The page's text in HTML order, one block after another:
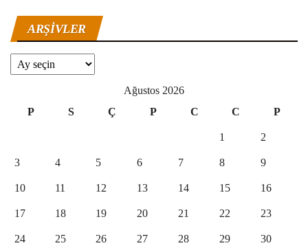
ARŞIVLER
Arşivler
Ağustos 2026
P
S Ç P C C P
1 2
3 4 5 6 7 8 9
10 11 12 13 14 15 16
17 18 19 20 21 22 23
24 25 26 27 28 29 30